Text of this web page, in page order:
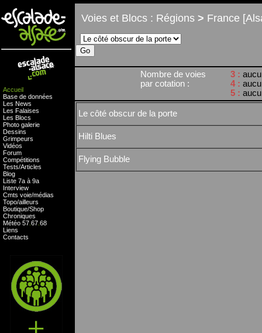
Accueil
Base de données
Les News
Les Falaises
Les Blocs
Photo galerie
Dessins
Grimpeurs
Vidéos
Forum
Compétitions
Tests/Articles
Blog
Liste 7a à 9a
Interview
Cmts voie/médias
Topo/ailleurs
Boutique/Shop
Chroniques
Météo 57 67 68
Liens
Contacts
Voies et Blocs : Régions > France
Nombre de voies
par cotation :
3 :
4 :
5 :
Le côté obscur de la porte
Hilti Blues
Flying Bubble